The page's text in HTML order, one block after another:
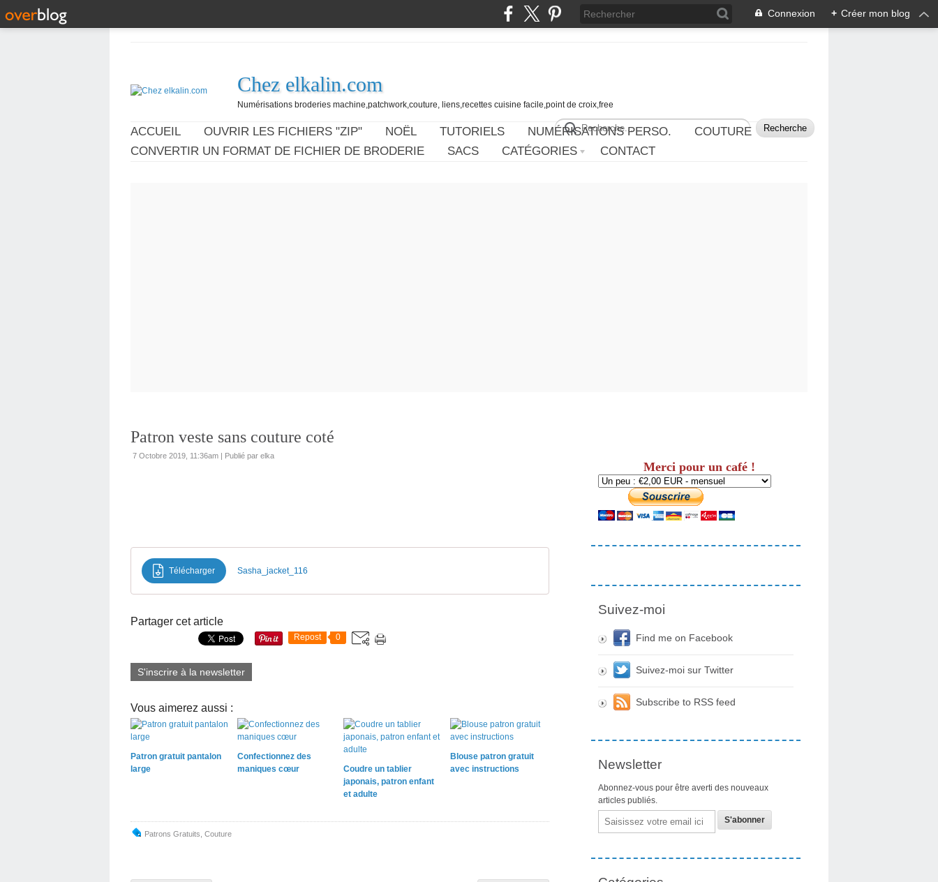
Connexion + Créer mon blog
Chez elkalin.com
Numérisations broderies machine,patchwork,couture, liens,recettes cuisine facile,point de croix,free
ACCUEIL OUVRIR LES FICHIERS "ZIP" NOËL TUTORIELS NUMÉRISATIONS PERSO.
COUTURE
CONVERTIR UN FORMAT DE FICHIER DE BRODERIE
SACS CATÉGORIES CONTACT
Patron veste sans couture coté
7 Octobre 2019, 11:36am | Publié par elka
Télécharger Sasha_jacket_116
Partager cet article
Repost 0
S'inscrire à la newsletter
Vous aimerez aussi :
Patron gratuit pantalon
large
Confectionnez des
maniques cœur
Coudre un tablier
japonais, patron enfant
et adulte
Blouse patron gratuit
avec instructions
Patrons Gratuits Couture
Merci pour un café !
Suivez-moi
Find me on Facebook
Suivez-moi sur Twitter
Subscribe to RSS feed
Newsletter
Abonnez-vous pour être averti des nouveaux
articles publiés.
Email